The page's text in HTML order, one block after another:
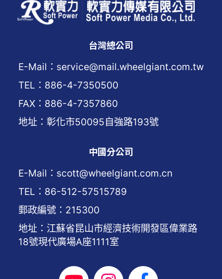
台灣總公司
E-Mail：service@mail.wheelgiant.com.tw
TEL：886-4-7350500
FAX：886-4-7357860
地址：彰化市50095自強路193號
中國分公司
E-Mail：scott@wheelgiant.com.cn
TEL：86-512-57515789
郵政編號：215300
地址：江蘇省昆山市經濟技術開發區偉業路
18號現代廣場A座1111室